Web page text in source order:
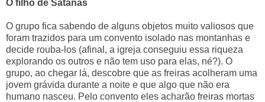
O filho de Satanás
O grupo fica sabendo de alguns objetos muito valiosos que
foram trazidos para um convento isolado nas montanhas e
decide rouba-los (afinal, a igreja conseguiu essa riqueza
explorando os outros e não tem uso para elas, né?). O
grupo, ao chegar lá, descobre que as freiras acolheram uma
jovem grávida durante a noite e que algo que não era
humano nasceu. Pelo convento eles acharão freiras mortas